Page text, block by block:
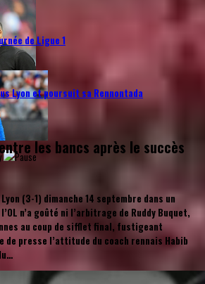
de Ligue 1
Lyon et poursuit sa Rennontada
les bancs après le succès
(3-1) dimanche 14 septembre dans un
n’a goûté ni l’arbitrage de Ruddy Buquet,
au coup de sifflet final, fustigeant
de presse l’attitude du coach rennais Habib